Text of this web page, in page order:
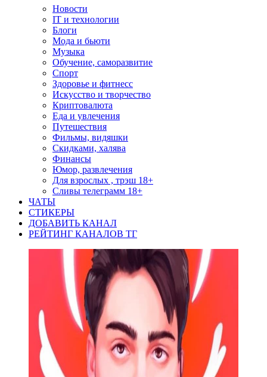
Новости
IT и технологии
Блоги
Мода и бьюти
Музыка
Обучение, саморазвитие
Спорт
Здоровье и фитнесс
Искусство и творчество
Криптовалюта
Еда и увлечения
Путешествия
Фильмы, видяшки
Скидками, халява
Финансы
Юмор, развлечения
Для взрослых , трэш 18+
Сливы телеграмм 18+
ЧАТЫ
СТИКЕРЫ
ДОБАВИТЬ КАНАЛ
РЕЙТИНГ КАНАЛОВ ТГ